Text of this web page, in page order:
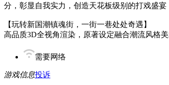
分，彰显自我实力，创造天花板级别的打戏盛宴
【玩转新国潮镇魂街，一街一巷处处奇遇】
高品质3D全视角渲染，原著设定融合潮流风格
需要网络
游戏信息投诉